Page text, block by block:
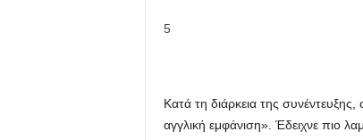
5
Κατά τη διάρκεια της
αγγλική εμφάνιση». Έδειχνε πιο